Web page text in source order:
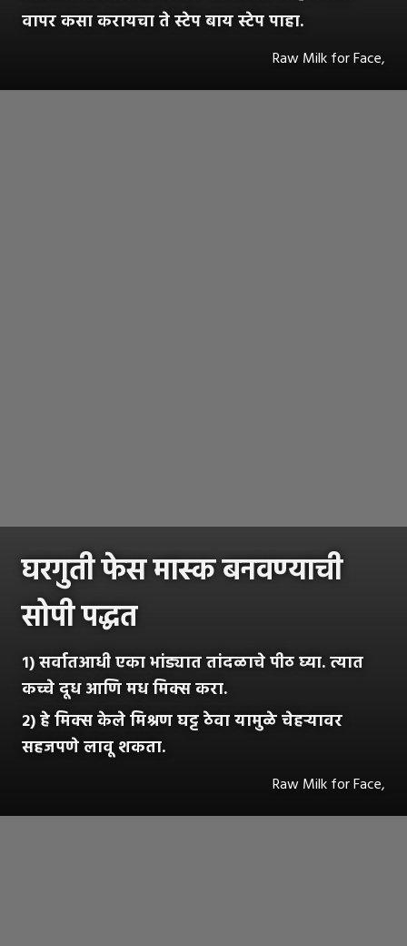
वापर कसा करायचा ते स्टेप बाय स्टेप पाहा.
Raw Milk for Face,
घरगुती फेस मास्क बनवण्याची
सोपी पद्धत
१) सर्वातआधी एका भांड्यात तांदळाचे पीठ घ्या. त्यात
कच्चे दूध आणि मध मिक्स करा.
२) हे मिक्स केले मिश्रण घट्ट ठेवा यामुळे चेहऱ्यावर
सहजपणे लावू शकता.
Raw Milk for Face,